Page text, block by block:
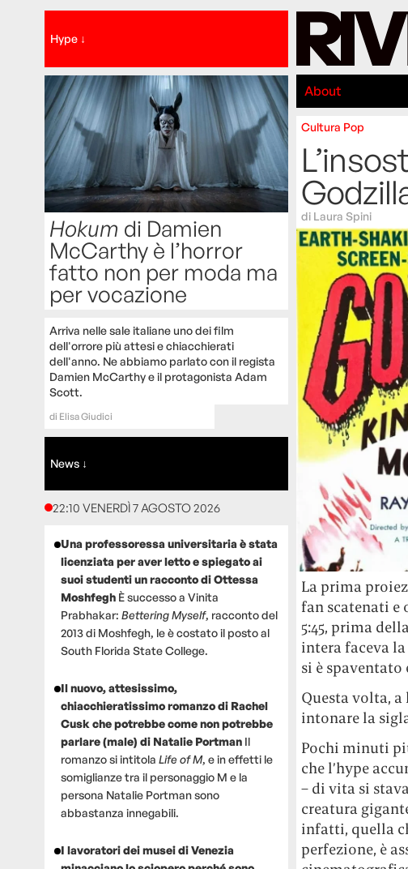
Hype ↓
Hokum di Damien
McCarthy è l’horror
fatto non per moda ma
per vocazione
Arriva nelle sale italiane uno dei film
dell'orrore più attesi e chiacchierati
dell'anno. Ne abbiamo parlato con il regista
Damien McCarthy e il protagonista Adam
Scott.
di Elisa Giudici
News ↓
22:10 VENERDÌ 7 AGOSTO 2026
Una professoressa universitaria è stata
licenziata per aver letto e spiegato ai
suoi studenti un racconto di Ottessa
Moshfegh È successo a Vinita
Prabhakar: Bettering Myself, racconto del
2013 di Moshfegh, le è costato il posto al
South Florida State College.
Il nuovo, attesissimo,
chiacchieratissimo romanzo di Rachel
Cusk che potrebbe come non potrebbe
parlare (male) di Natalie Portman Il
romanzo si intitola Life of M, e in effetti le
somiglianze tra il personaggio M e la
persona Natalie Portman sono
abbastanza innegabili.
I lavoratori dei musei di Venezia
About
Cultura Pop
di Laura Spini
La prima
fan scatenati e
5:45, prima
intera faceva
si è spaventato
Questa volta,
intonare la
Pochi minuti
che l’hype
– di vita si
creatura
infatti, quella
perfezione, è